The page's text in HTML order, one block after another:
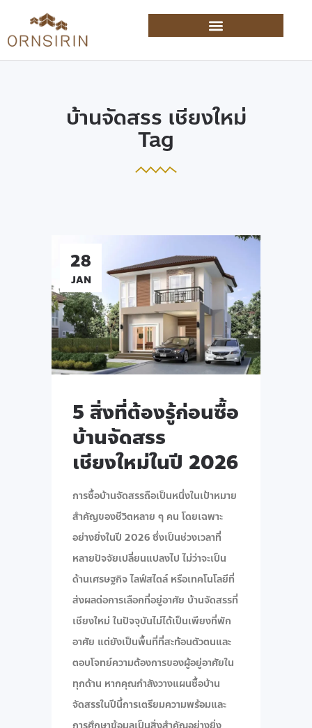
บ้านจัดสรร เชียงใหม่
Tag
28
JAN
5 สิ่งที่ต้องรู้ก่อนซื้อ
บ้านจัดสรร
เชียงใหม่ในปี 2026
การซื้อบ้านจัดสรรถือเป็นหนึ่งในเป้าหมาย
สำคัญของชีวิตหลาย ๆ คน โดยเฉพาะ
อย่างยิ่งในปี 2026 ซึ่งเป็นช่วงเวลาที่
หลายปัจจัยเปลี่ยนแปลงไป ไม่ว่าจะเป็น
ด้านเศรษฐกิจ ไลฟ์สไตล์ หรือเทคโนโลยีที่
ส่งผลต่อการเลือกที่อยู่อาศัย บ้านจัดสรรที่
เชียงใหม่ ในปัจจุบันไม่ได้เป็นเพียงที่พัก
อาศัย แต่ยังเป็นพื้นที่ที่สะท้อนตัวตนและ
ตอบโจทย์ความต้องการของผู้อยู่อาศัยใน
ทุกด้าน หากคุณกำลังวางแผนซื้อบ้าน
จัดสรรในปีนี้การเตรียมความพร้อมและ